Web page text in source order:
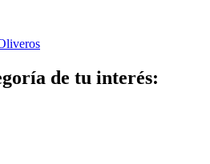
de tu interés: